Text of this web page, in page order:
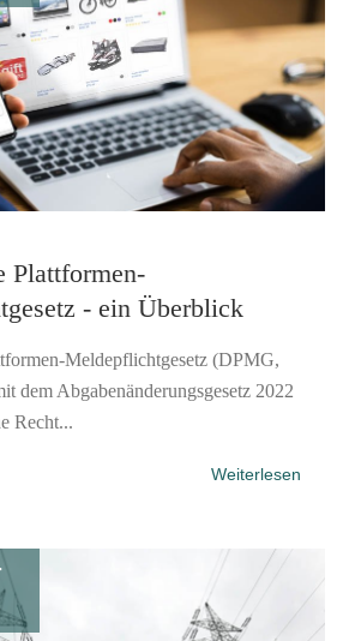
Plattformen-
- ein Überblick
Meldepflichtgesetz (DPMG,
dem Abgabenänderungsgesetz 2022
Recht...
Weiterlesen